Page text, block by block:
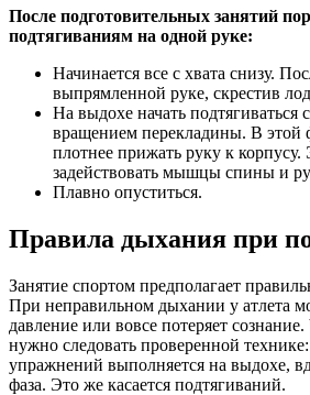
После подготовительных занятий
подтягиваниям на одной руке:
Начинается все с хвата снизу.
выпрямленной руке, скрестив
На выдохе начать подтягиваться
вращением перекладины. В этой
плотнее прижать руку к
задействовать мышцы спины и
Плавно опуститься.
Правила дыхания при
Занятие спортом предполагает
При неправильном дыхании у атлета
давление или вовсе потеряет
нужно следовать проверенной технике:
упражнений выполняется на выдохе,
фаза. Это же касается подтягиваний.